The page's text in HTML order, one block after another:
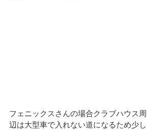
フェニックスさんの場合クラブハウス周
辺は大型車で入れない道になるため少し